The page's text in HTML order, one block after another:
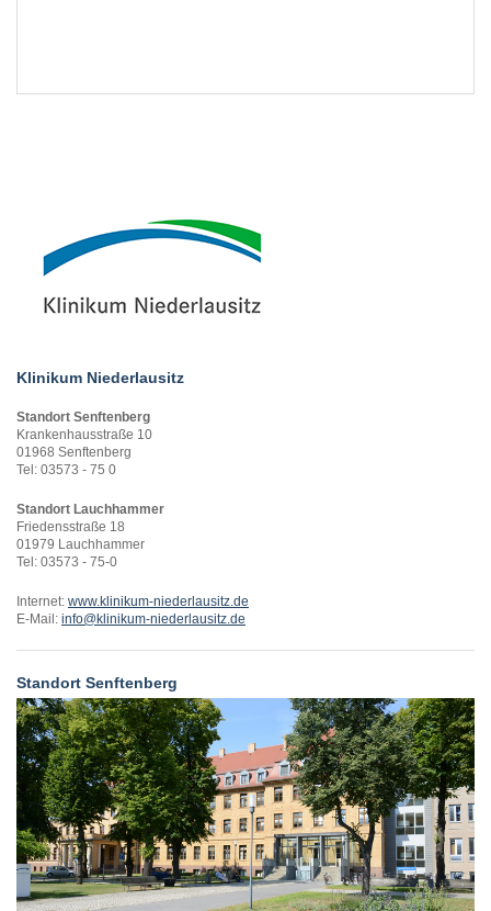
Klinikum Niederlausitz
Standort Senftenberg
Krankenhausstraße 10
01968 Senftenberg
Tel: 03573 - 75 0
Standort Lauchhammer
Friedensstraße 18
01979 Lauchhammer
Tel: 03573 - 75-0
Internet: www.klinikum-niederlausitz.de
E-Mail: info@klinikum-niederlausitz.de
Standort Senftenberg